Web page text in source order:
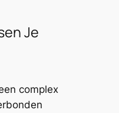
Je
complex